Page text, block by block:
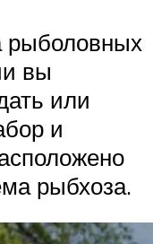
рыболовных
вы
или
и
рыбхоза.